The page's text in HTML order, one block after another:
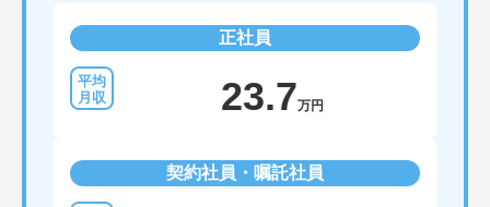
正社員
23.7万円
契約社員・嘱託社員